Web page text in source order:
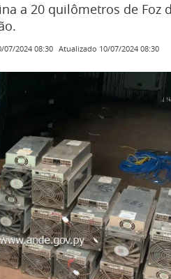
a 20 quilômetros de Foz
07/2024 08:30 Atualizado 10/07/2024 08:30